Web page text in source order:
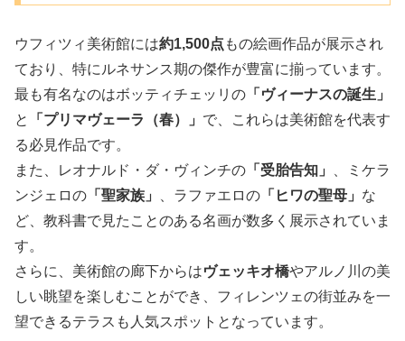
ウフィツィ美術館には約1,500点 もの絵画作品が展示され
ており、特にルネサンス期の傑作が豊富に揃っています。
最も有名なのはボッティチェッリの 「ヴィーナスの誕生」
と
「プリマヴェーラ（春）」 で、これらは美術館を代表す
る必見作品です。
また、レオナルド・ダ・ヴィンチの 「受胎告知」
、ミケラ
ンジェロの 「聖家族」 、ラファエロの 「ヒワの聖母」 な
ど、教科書で見たことのある名画が数多く展示されていま
す。
さらに、美術館の廊下からはヴェッキオ橋やアルノ川の美
しい眺望を楽しむことができ、フィレンツェの街並みを一
望できるテラスも人気スポットとなっています。